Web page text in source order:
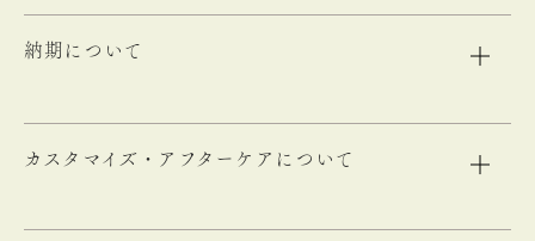
納期について
カスタマイズ・アフターケアについて